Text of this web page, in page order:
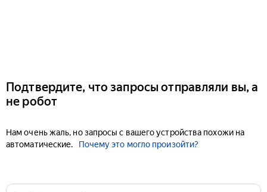
Подтвердите, что запросы отправляли вы, а
не робот
Нам очень жаль, но запросы с вашего устройства похожи на
автоматические.
Почему это могло произойти?